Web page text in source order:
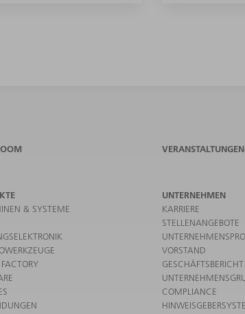
& SYSTEME
UNTERNEHMEN
KARRIERE
STELLENANGEBOTE
VORSTAND
GESCHÄFTSBERICHT
COMPLIANCE